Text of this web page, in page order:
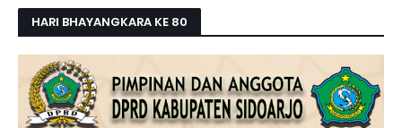
HARI BHAYANGKARA KE 80